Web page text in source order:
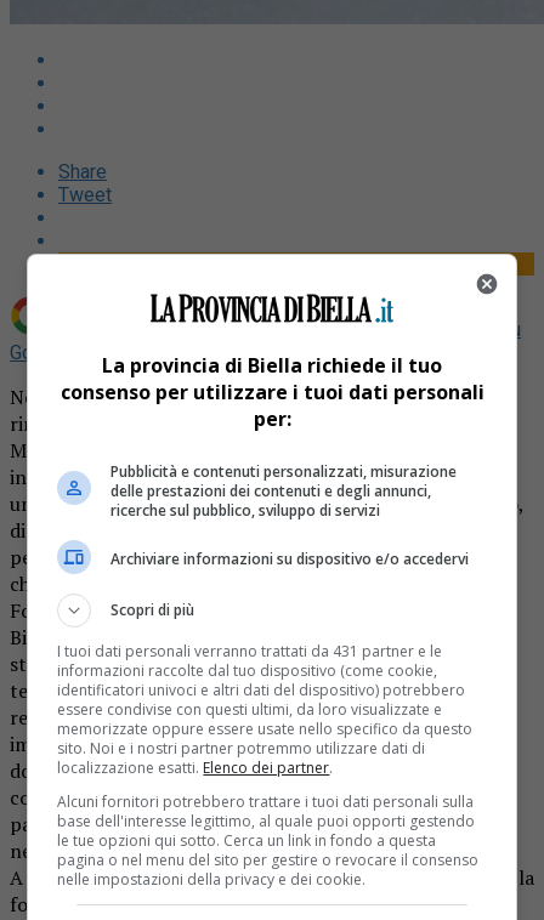
Share
Tweet
Aggiungi La Provincia di Biella come Fonte preferita su
Google
Nei giorni scorsi è stato ultimato un completo
rinnovamento tecnologico di una delle due Risonanze
Magnetiche donate 8 anni fa da Fondazione CR Biella e
installate con l’apertura del nuovo Ospedale. Si tratta di
una donazione importante in termini di valore economico,
di livello di innovazione tecnologica e conseguentemente
per le ricadute sulla qualità diagnostica delle prestazioni
che sarà possibile eseguire a beneficio dei pazienti.
Fondazione Famiglia Caraccio e Amici dell’Ospedale di
Biella hanno condiviso e portato a termine un progetto
strategico finalizzato a sostenere il livello di innovazione
tecnologica del Presidio biellese. L’aggiornamento
realizzato nei giorni scorsi interessa una delle più
importanti “grandi apparecchiature” di cui l’Ospedale è
dotato: la Risonanza Magnetica, di cui tutti i cittadini
conoscono il vasto campo di applicazione per numerose
patologie: quali ad esempio quelle oncologiche,
neurologiche, vascolari e ortopediche.
A quasi 8 anni dall’apertura del nuovo Ospedale è emersa la
fondamentale importanza di sostenere il livello di
La provincia di Biella richiede il tuo
consenso per utilizzare i tuoi dati personali
per:
Pubblicità e contenuti personalizzati, misurazione
delle prestazioni dei contenuti e degli annunci,
ricerche sul pubblico, sviluppo di servizi
Archiviare informazioni su dispositivo e/o accedervi
Scopri di più
I tuoi dati personali verranno trattati da 431 partner e le
informazioni raccolte dal tuo dispositivo (come cookie,
identificatori univoci e altri dati del dispositivo) potrebbero
essere condivise con questi ultimi, da loro visualizzate e
memorizzate oppure essere usate nello specifico da questo
sito. Noi e i nostri partner potremmo utilizzare dati di
localizzazione esatti. Elenco dei partner.
Alcuni fornitori potrebbero trattare i tuoi dati personali sulla
base dell'interesse legittimo, al quale puoi opporti gestendo
le tue opzioni qui sotto. Cerca un link in fondo a questa
pagina o nel menu del sito per gestire o revocare il consenso
nelle impostazioni della privacy e dei cookie.